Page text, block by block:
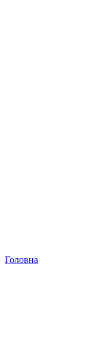
Головна